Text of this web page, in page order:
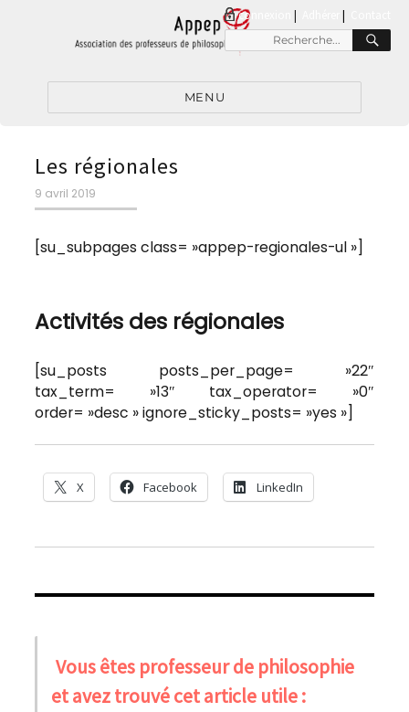
connexion |
Recherche
pour
MENU
Les régionales
Publié
le
9 avril 2019
[su_subpages class= »appep-regionales-ul »]
Activités des régionales
[su_posts posts_per_page= »22″
tax_term= »13″ tax_operator= »0″
order= »desc » ignore_sticky_posts= »yes »]
X Facebook LinkedIn
Vous êtes professeur de philosophie
et avez trouvé cet article utile :